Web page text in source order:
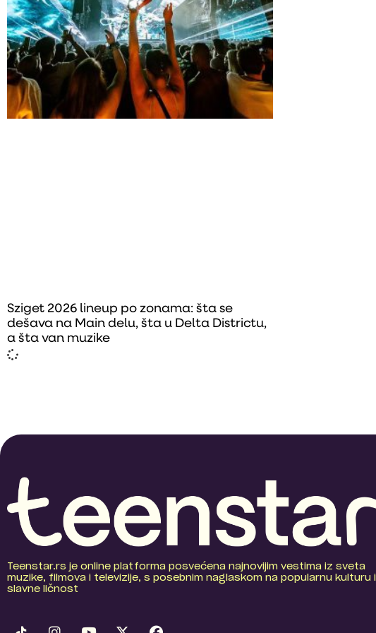
Sziget 2026 lineup po zonama: šta se
dešava na Main delu, šta u Delta Districtu,
a šta van muzike
Teenstar.rs je online platforma posvećena najnovijim vestima iz sveta
muzike, filmova i televizije, s posebnim naglaskom na popularnu kulturu i
slavne ličnost